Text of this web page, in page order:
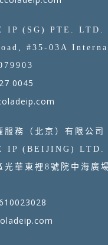
IP (SG) PTE. LTD.
#35-03A
0045
服務（北京）有限公司
IP (BEIJING) LTD.
光華東裡8號院中海廣